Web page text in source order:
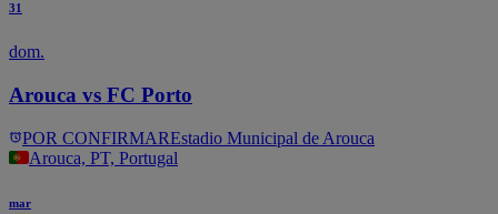
31
dom.
Arouca vs FC Porto
POR CONFIRMAREstadio Municipal de Arouca
Arouca, PT, Portugal
mar